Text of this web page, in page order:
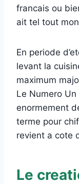
francais ou
ait tel tout
En periode
levant la
maximum
Le Numero
enormement
terme pour
revient a cote
Le